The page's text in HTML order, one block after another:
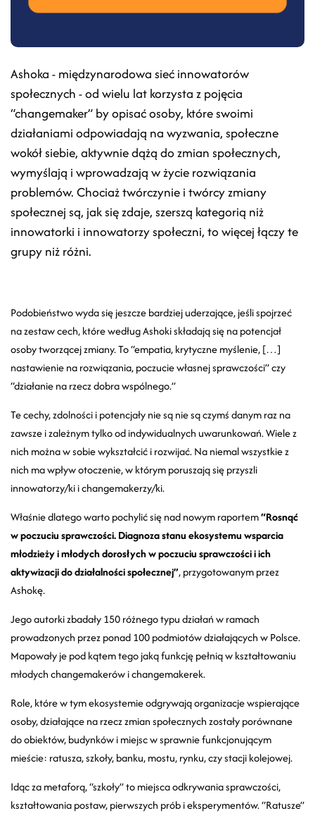
Ashoka - międzynarodowa sieć innowatorów
społecznych - od wielu lat korzysta z pojęcia
“changemaker” by opisać osoby, które swoimi
działaniami odpowiadają na wyzwania, społeczne
wokół siebie, aktywnie dążą do zmian społecznych,
wymyślają i wprowadzają w życie rozwiązania
problemów. Chociaż twórczynie i twórcy zmiany
społecznej są, jak się zdaje, szerszą kategorią niż
innowatorki i innowatorzy społeczni, to więcej łączy te
grupy niż różni.
Podobieństwo wyda się jeszcze bardziej uderzające, jeśli spojrzeć
na zestaw cech, które według Ashoki składają się na potencjał
osoby tworzącej zmiany. To “empatia, krytyczne myślenie, […]
nastawienie na rozwiązania, poczucie własnej sprawczości” czy
“działanie na rzecz dobra wspólnego.”
Te cechy, zdolności i potencjały nie są nie są czymś danym raz na
zawsze i zależnym tylko od indywidualnych uwarunkowań. Wiele z
nich można w sobie wykształcić i rozwijać. Na niemal wszystkie z
nich ma wpływ otoczenie, w którym poruszają się przyszli
innowatorzy/ki i changemakerzy/ki.
Właśnie dlatego warto pochylić się nad nowym raportem“Rosnąć
w poczuciu sprawczości. Diagnoza stanu ekosystemu wsparcia
młodzieży i młodych dorosłych w poczuciu sprawczości i ich
aktywizacji do działalności społecznej”, przygotowanym przez
Ashokę.
Jego autorki zbadały 150 różnego typu działań w ramach
prowadzonych przez ponad 100 podmiotów działających w Polsce.
Mapowały je pod kątem tego jaką funkcję pełnią w kształtowaniu
młodych changemakerów i changemakerek.
Role, które w tym ekosystemie odgrywają organizacje wspierające
osoby, działające na rzecz zmian społecznych zostały porównane
do obiektów, budynków i miejsc w sprawnie funkcjonującym
mieście: ratusza, szkoły, banku, mostu, rynku, czy stacji kolejowej.
Idąc za metaforą, “szkoły” to miejsca odkrywania sprawczości,
kształtowania postaw, pierwszych prób i eksperymentów. “Ratusze”